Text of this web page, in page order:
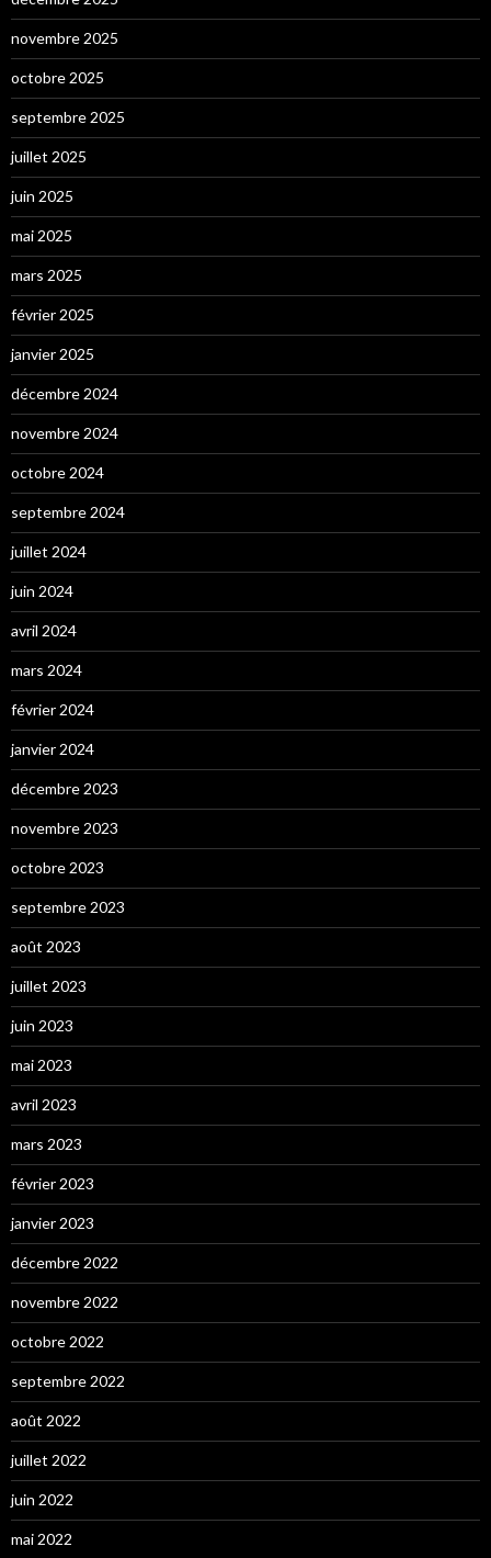
novembre 2025
octobre 2025
septembre 2025
juillet 2025
juin 2025
mai 2025
mars 2025
février 2025
janvier 2025
décembre 2024
novembre 2024
octobre 2024
septembre 2024
juillet 2024
juin 2024
avril 2024
mars 2024
février 2024
janvier 2024
décembre 2023
novembre 2023
octobre 2023
septembre 2023
août 2023
juillet 2023
juin 2023
mai 2023
avril 2023
mars 2023
février 2023
janvier 2023
décembre 2022
novembre 2022
octobre 2022
septembre 2022
août 2022
juillet 2022
juin 2022
mai 2022